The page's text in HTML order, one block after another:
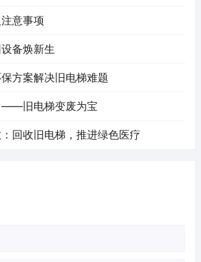
意事项
备焕新生
方案解决旧电梯难题
——旧电梯变废为宝
回收旧电梯，推进绿色医疗